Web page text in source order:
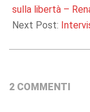
18
sulla libertà –
Next Post:
2 COMMENTI